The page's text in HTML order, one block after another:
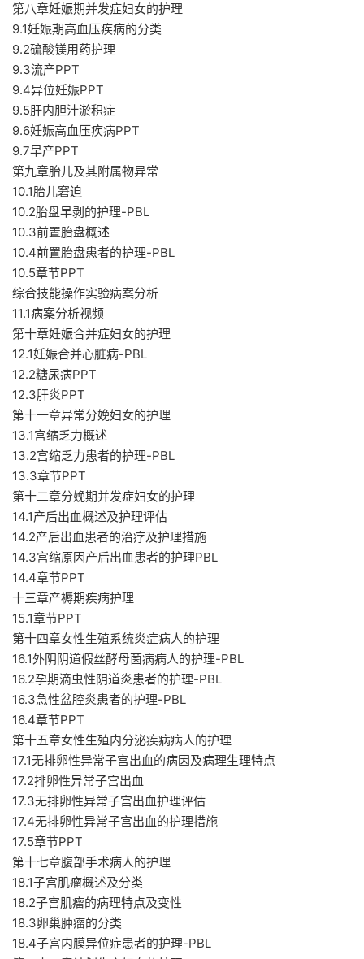
第八章妊娠期并发症妇女的护理
9.1妊娠期高血压疾病的分类
9.2硫酸镁用药护理
9.3流产PPT
9.4异位妊娠PPT
9.5肝内胆汁淤积症
9.6妊娠高血压疾病PPT
9.7早产PPT
第九章胎儿及其附属物异常
10.1胎儿窘迫
10.2胎盘早剥的护理-PBL
10.3前置胎盘概述
10.4前置胎盘患者的护理-PBL
10.5章节PPT
综合技能操作实验病案分析
11.1病案分析视频
第十章妊娠合并症妇女的护理
12.1妊娠合并心脏病-PBL
12.2糖尿病PPT
12.3肝炎PPT
第十一章异常分娩妇女的护理
13.1宫缩乏力概述
13.2宫缩乏力患者的护理-PBL
13.3章节PPT
第十二章分娩期并发症妇女的护理
14.1产后出血概述及护理评估
14.2产后出血患者的治疗及护理措施
14.3宫缩原因产后出血患者的护理PBL
14.4章节PPT
十三章产褥期疾病护理
15.1章节PPT
第十四章女性生殖系统炎症病人的护理
16.1外阴阴道假丝酵母菌病病人的护理-PBL
16.2孕期滴虫性阴道炎患者的护理-PBL
16.3急性盆腔炎患者的护理-PBL
16.4章节PPT
第十五章女性生殖内分泌疾病病人的护理
17.1无排卵性异常子宫出血的病因及病理生理特点
17.2排卵性异常子宫出血
17.3无排卵性异常子宫出血护理评估
17.4无排卵性异常子宫出血的护理措施
17.5章节PPT
第十七章腹部手术病人的护理
18.1子宫肌瘤概述及分类
18.2子宫肌瘤的病理特点及变性
18.3卵巢肿瘤的分类
18.4子宫内膜异位症患者的护理-PBL